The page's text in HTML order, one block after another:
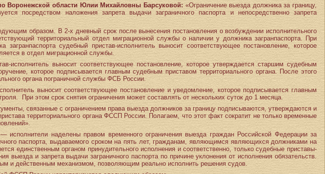
Воронежской области Юлии Михайловны Барсуковой:«Ограничение выезда должника за границу,
посредством наложения запрета выдачи заграничного паспорта и непосредственно запрета
образом. В 2-х дневный срок после вынесения постановления о возбуждении исполнительного
территориальный отдел миграционной службы о наличии у должника загранпаспорта. При
судебный пристав-исполнитель выносит соответствующее постановление, которое
в отдел миграционной службы.
исполнитель выносит соответствующее постановление, которое утверждается старшим судебным
которое подписывается главным судебным приставом территориального органа. После этого
органа пограничной службы ФСБ России.
выносит соответствующее постановление и уведомление, которое подписывается главным
При этом срок снятия ограничения может составлять от нескольких суток до 1 месяца.
связанные с ограничением права выезда должников за границу подписываются, утверждаются и
территориального органа ФССП России. Полагаем, что этот факт сократит не только временные
наделены правом временного ограничения выезда граждан Российской Федерации за
паспорта, выдаваемого сроком на пять лет, гражданам, являющимся являющихся должниками на
единственным органом принудительного исполнения и соответственно, только судебные приставы-
выезда и запрета выдачи заграничного паспорта по причине уклонения от исполнения обязательств.
и действенным механизмом, позволяющим реально исполнить решения судов.